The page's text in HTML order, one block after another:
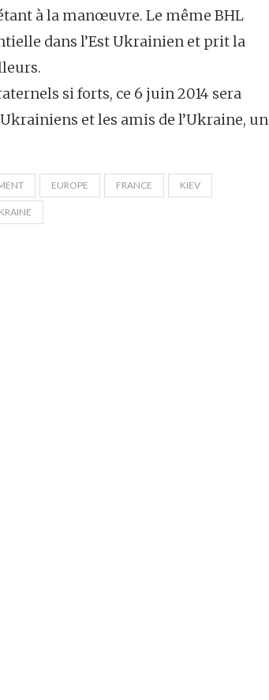
à la manœuvre. Le même BHL
dans l’Est Ukrainien et prit la
si forts, ce 6 juin 2014 sera
et les amis de l’Ukraine, un
EUROPE FRANCE KIEV